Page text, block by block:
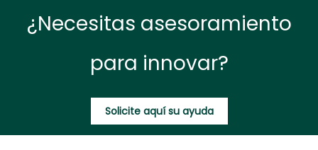
¿Necesitas asesoramiento
para innovar?
Solicite aquí su ayuda